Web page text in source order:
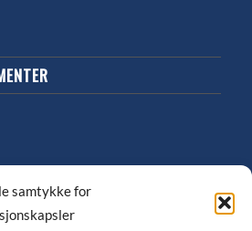
samtykke for